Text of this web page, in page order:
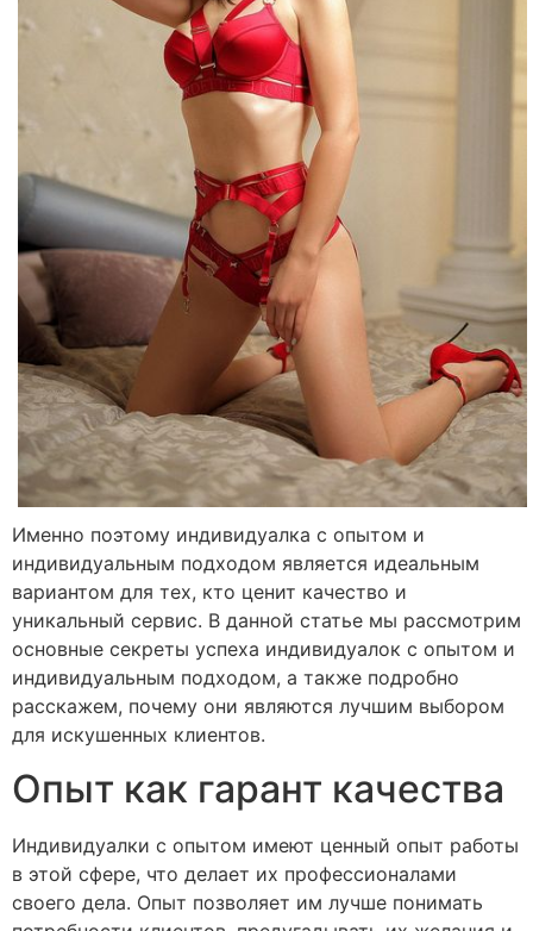
Именно поэтому индивидуалка с опытом и
индивидуальным подходом является идеальным
вариантом для тех, кто ценит качество и
уникальный сервис. В данной статье мы рассмотрим
основные секреты успеха индивидуалок с опытом и
индивидуальным подходом, а также подробно
расскажем, почему они являются лучшим выбором
для искушенных клиентов.
Опыт как гарант качества
Индивидуалки с опытом имеют ценный опыт работы
в этой сфере, что делает их профессионалами
своего дела. Опыт позволяет им лучше понимать